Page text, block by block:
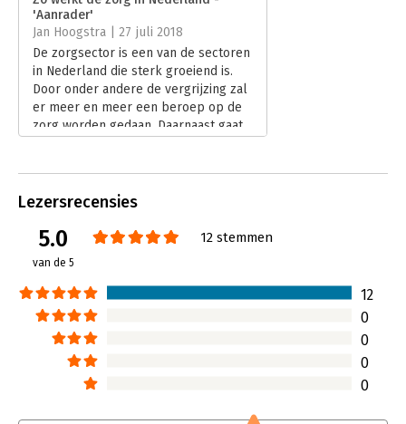
Hoofdrubriek:
Non-profit
Jongbloed:
Bestuurlijke aspecten gezondheidszorg
[w.o. tarieven gezondheidszorg
(vergoedingen); geneesmiddelen;
vestigingsbeleid; ziekenhuizen;
zorginstellingen; zorgverzekeraars]
Serie:
Zo werkt de zorg
'Aanrader'
Jan Hoogstra | 27 juli 2018
De zorgsector is een van de sectoren
in Nederland die sterk groeiend is.
Door onder andere de vergrijzing zal
er meer en meer een beroep op de
zorg worden gedaan. Daarnaast gaat
Lezersrecensies
5.0
van de 5
12 stemmen
12
0
0
0
0